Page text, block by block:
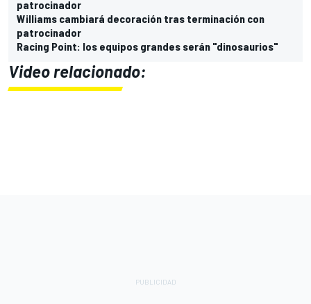
patrocinador
Williams cambiará decoración tras terminación con
patrocinador
Racing Point: los equipos grandes serán "dinosaurios"
Video relacionado: